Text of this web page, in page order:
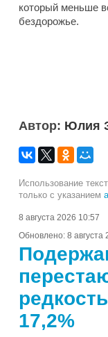
который меньше
бездорожье.
Автор: Юлия
Использование
только с указанием
8 августа 2026 10:57
Обновлено: 8 августа
17,2%